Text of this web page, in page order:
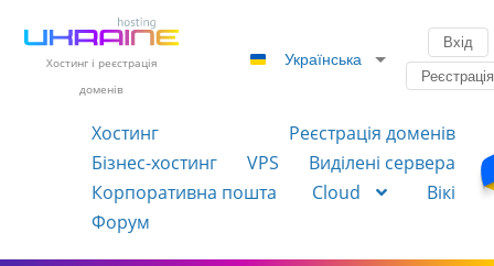
Хостинг і реєстрація
доменів
Українська
Вхід
Реєстрація
Хостинг
Реєстрація доменів
Бізнес-хостинг
VPS
Виділені сервера
Корпоративна пошта
Cloud
Вікі
Форум